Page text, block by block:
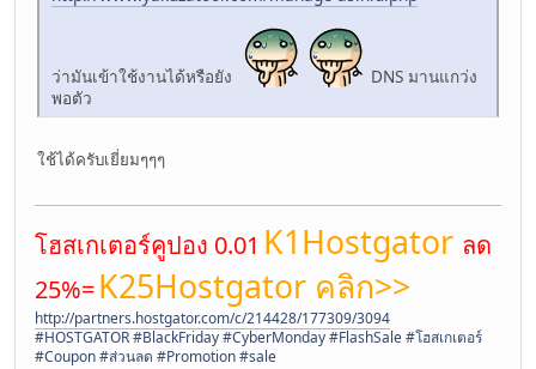
ว่ามันเข้าใช้งานได้หรือยัง
DNS มานแกว่ง
พอตัว
ใช้ได้ครับเยี่ยมๆๆๆ
โฮสเกเตอร์คูปอง 0.01 K1Hostgator ลด
25%=K25Hostgator คลิก>>
http://partners.hostgator.com/c/214428/177309/3094
#HOSTGATOR #BlackFriday #CyberMonday #FlashSale #โฮสเกเตอร์
#Coupon #ส่วนลด #Promotion #sale